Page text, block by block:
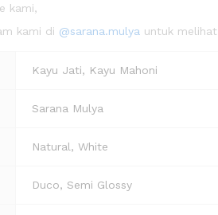
kami,
kami di @sarana.mulya untuk
Kayu Jati, Kayu Mahoni
Sarana Mulya
Natural, White
Duco, Semi Glossy